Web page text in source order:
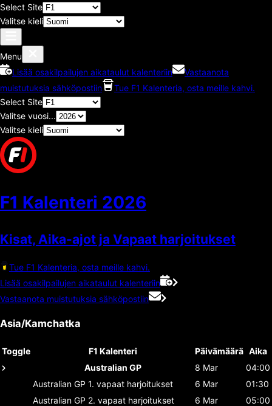
Select Site
Valitse kieli
Menu
Lisää osakilpailujen aikataulut kalenteriin
Vastaanota
muistutuksia sähköpostiin
Tue F1 Kalenteria, osta meille kahvi.
Select Site
Valitse vuosi...
Valitse kieli
F1 Kalenteri 2026
Kisat, Aika-ajot ja Vapaat harjoitukset
Tue F1 Kalenteria, osta meille kahvi.
Lisää osakilpailujen aikataulut kalenteriin
Vastaanota muistutuksia sähköpostiin
Asia/Kamchatka
Toggle F1 Kalenteri Päivämäärä Aika
Australian GP
8 Mar
04:00
Australian GP 1. vapaat harjoitukset 6 Mar
01:30
Australian GP 2. vapaat harjoitukset 6 Mar
05:00